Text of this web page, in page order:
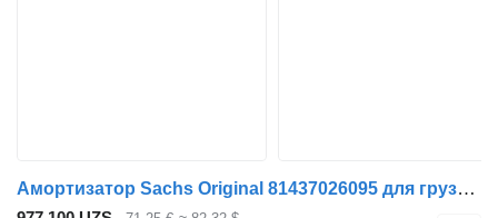
Амортизатор Sachs Original 81437026095 для грузовика MAN